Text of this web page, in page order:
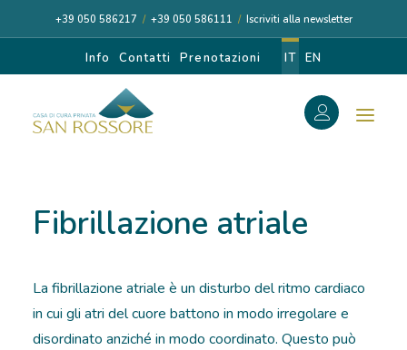
+39 050 586217 / +39 050 586111 / Iscriviti alla newsletter
Info Contatti Prenotazioni IT EN
for:
CASA DI CURA
Fibrillazione atriale
La fibrillazione atriale è un disturbo del ritmo cardiaco
in cui gli atri del cuore battono in modo irregolare e
disordinato anziché in modo coordinato. Questo può